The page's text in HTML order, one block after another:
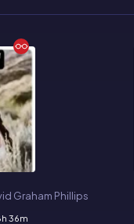
Graham Phillips
36m